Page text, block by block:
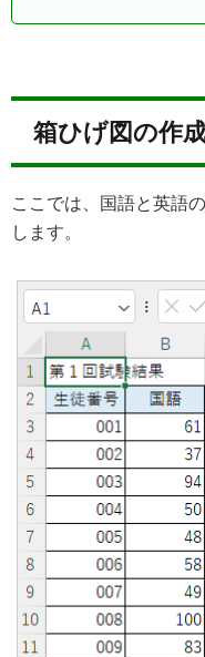
箱ひげ図の作
ここでは、国語と英語
します。